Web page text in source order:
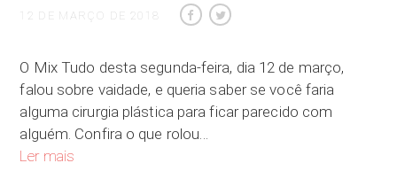
12 DE MARÇO DE 2018
O Mix Tudo desta segunda-feira, dia 12 de março,
falou sobre vaidade, e queria saber se você faria
alguma cirurgia plástica para ficar parecido com
alguém. Confira o que rolou…
Ler mais